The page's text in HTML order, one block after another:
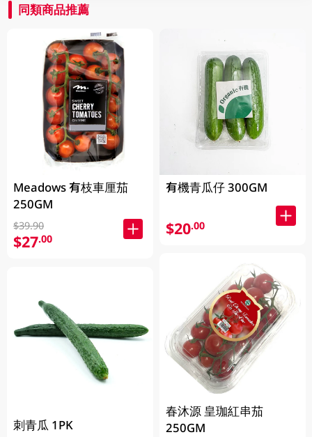
同類商品推薦
Meadows 有枝車厘茄
250GM
$39.90
$27.00
刺青瓜 1PK
有機青瓜仔 300GM
$20.00
春沐源 皇珈紅串茄
250GM